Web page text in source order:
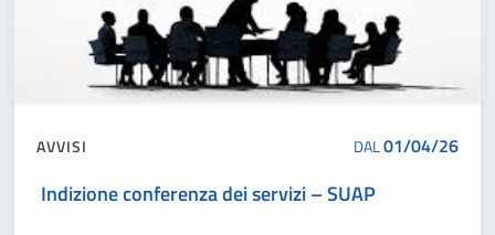
AVVISI DAL01/04/26
Indizione conferenza dei servizi – SUAP